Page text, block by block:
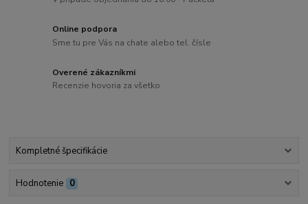
Online podpora
Sme tu pre Vás na chate alebo tel. čísle
Overené zákazníkmi
Recenzie hovoria za všetko
Kompletné špecifikácie
Hodnotenie 0